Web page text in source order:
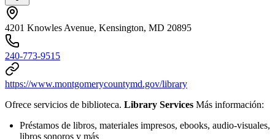
4201 Knowles Avenue, Kensington, MD 20895
240-773-9515
https://www.montgomerycountymd.gov/library
Ofrece servicios de biblioteca. Library Services Más información:
Préstamos de libros, materiales impresos, ebooks, audio-visuales,
libros sonoros y más